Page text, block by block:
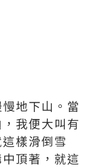
地下山。當
我便大叫有
樣滑倒雪
頂著，就這